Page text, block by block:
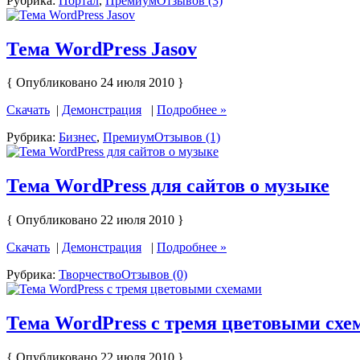
Тема WordPress Jasov
{ Опубликовано 24 июля 2010 }
Скачать | Демонстрация | Подробнее »
Рубрика: Бизнес, ПремиумОтзывов (1)
Тема WordPress для сайтов о музыке
{ Опубликовано 22 июля 2010 }
Скачать | Демонстрация | Подробнее »
Рубрика: ТворчествоОтзывов (0)
Тема WordPress c тремя цветовыми
{ Опубликовано 22 июля 2010 }